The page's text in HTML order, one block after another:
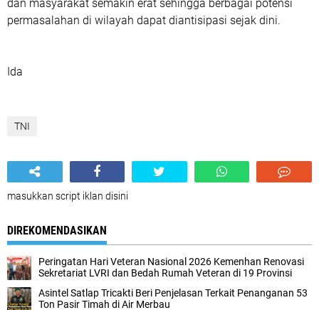
dan masyarakat semakin erat sehingga berbagai potensi
permasalahan di wilayah dapat diantisipasi sejak dini.
Ida
TNI
masukkan script iklan disini
DIREKOMENDASIKAN
Peringatan Hari Veteran Nasional 2026 Kemenhan Renovasi
Sekretariat LVRI dan Bedah Rumah Veteran di 19 Provinsi
Asintel Satlap Tricakti Beri Penjelasan Terkait Penanganan 53
Ton Pasir Timah di Air Merbau